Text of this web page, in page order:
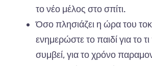
το νέο μέλος στο σπίτι.
Όσο πλησιάζει η ώρα του
ενημερώστε το παιδί για το
συμβεί, για το χρόνο